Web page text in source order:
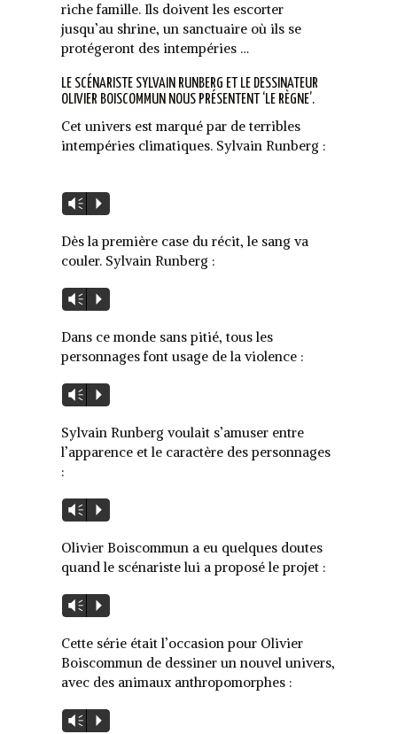
riche famille. Ils doivent les escorter
jusqu’au shrine, un sanctuaire où ils se
protégeront des intempéries …
LE SCÉNARISTE SYLVAIN RUNBERG ET LE DESSINATEUR
OLIVIER BOISCOMMUN NOUS PRÉSENTENT ‘LE RÈGNE’.
Cet univers est marqué par de terribles
intempéries climatiques. Sylvain Runberg :
Lecteur
audio
Vm P
Dès la première case du récit, le sang va
couler. Sylvain Runberg :
Lecteur
audio
Vm P
Dans ce monde sans pitié, tous les
personnages font usage de la violence :
Lecteur
audio
Vm P
Sylvain Runberg voulait s’amuser entre
l’apparence et le caractère des personnages
:
Lecteur
audio
Vm P
Olivier Boiscommun a eu quelques doutes
quand le scénariste lui a proposé le projet :
Lecteur
audio
Vm P
Cette série était l’occasion pour Olivier
Boiscommun de dessiner un nouvel univers,
avec des animaux anthropomorphes :
Lecteur
Vm P